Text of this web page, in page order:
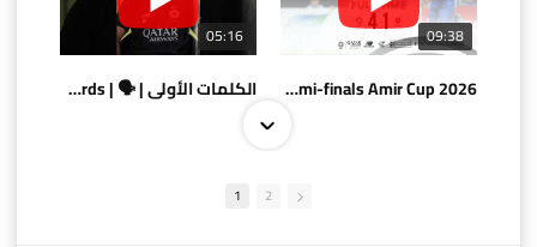
05:16
الكلمات الأولى | 🗣 | First words
09:38
AlSadd 4/1 AlDuhail - Semi-finals Amir Cup 2026 #السد/ الدحيل
1 2